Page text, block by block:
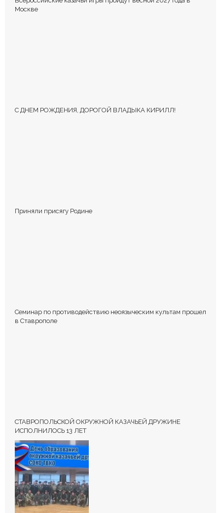
Оставьте первый комментарий.
Москве
С ДНЕМ РОЖДЕНИЯ, ДОРОГОЙ ВЛАДЫКА КИРИЛЛ!
Приняли присягу Родине
Семинар по противодействию неоязыческим культам прошел
в Ставрополе
СТАВРОПОЛЬСКОЙ ОКРУЖНОЙ КАЗАЧЬЕЙ ДРУЖИНЕ
ИСПОЛНИЛОСЬ 13 ЛЕТ